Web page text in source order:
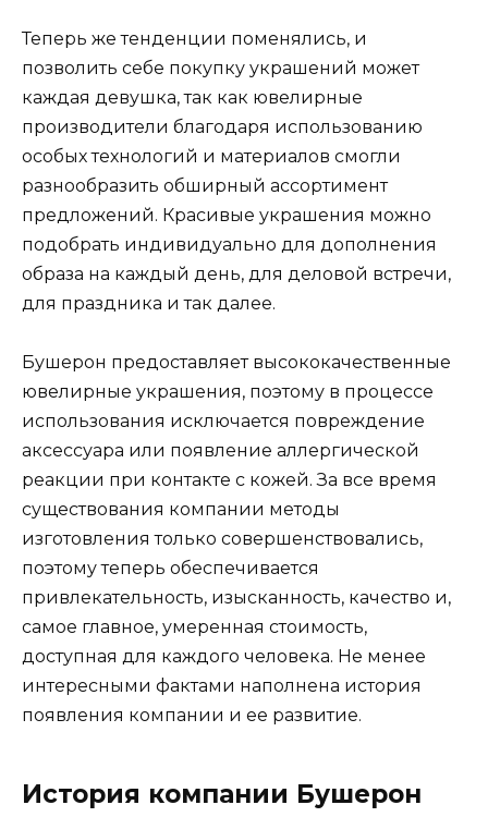
Теперь же тенденции поменялись, и
позволить себе покупку украшений может
каждая девушка, так как ювелирные
производители благодаря использованию
особых технологий и материалов смогли
разнообразить обширный ассортимент
предложений. Красивые украшения можно
подобрать индивидуально для дополнения
образа на каждый день, для деловой встречи,
для праздника и так далее.
Бушерон предоставляет высококачественные
ювелирные украшения, поэтому в процессе
использования исключается повреждение
аксессуара или появление аллергической
реакции при контакте с кожей. За все время
существования компании методы
изготовления только совершенствовались,
поэтому теперь обеспечивается
привлекательность, изысканность, качество и,
самое главное, умеренная стоимость,
доступная для каждого человека. Не менее
интересными фактами наполнена история
появления компании и ее развитие.
История компании Бушерон